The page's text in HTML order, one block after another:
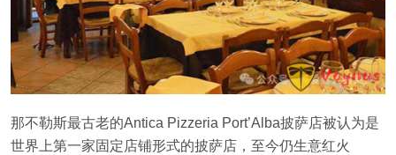
那不勒斯最古老的Antica Pizzeria Port’Alba披萨店被认为是
世界上第一家固定店铺形式的披萨店，至今仍生意红火